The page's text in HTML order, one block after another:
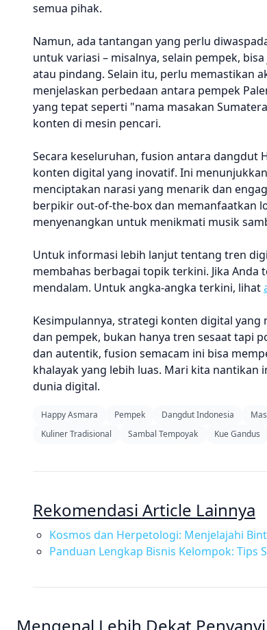
semua pihak.
Namun, ada tantangan yang perlu
untuk variasi – misalnya, selain pempek,
atau pindang. Selain itu, perlu memastikan
menjelaskan perbedaan antara pempek
yang tepat seperti "nama masakan
konten di mesin pencari.
Secara keseluruhan, fusion antara dangdut
konten digital yang inovatif. Ini
menciptakan narasi yang menarik dan
berpikir out-of-the-box dan memanfaatkan
menyenangkan untuk menikmati musik
Untuk informasi lebih lanjut tentang tren
membahas berbagai topik terkini. Jika Anda
mendalam. Untuk angka-angka terkini, lihat
Kesimpulannya, strategi konten digital
dan pempek, bukan hanya tren sesaat tapi
dan autentik, fusion semacam ini bisa
khalayak yang lebih luas. Mari kita
dunia digital.
Happy Asmara Pempek Dangdut Indonesia
Kuliner Tradisional
Sambal Tempoyak Kue Gandus
Rekomendasi Article Lainnya
Kosmos dan Herpetologi: Menjelajahi
Panduan Lengkap Bisnis Kelompok: Tips